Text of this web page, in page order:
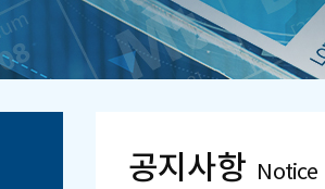
공지사항 Notice